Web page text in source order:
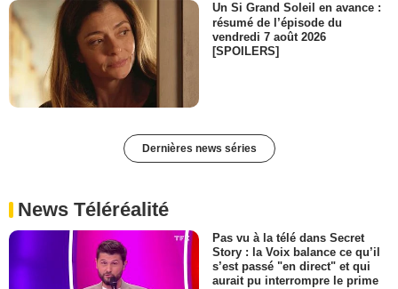
Un Si Grand Soleil en avance :
résumé de l’épisode du
vendredi 7 août 2026
[SPOILERS]
Dernières news séries
News Téléréalité
Pas vu à la télé dans Secret
Story : la Voix balance ce qu’il
s’est passé "en direct" et qui
aurait pu interrompre le prime